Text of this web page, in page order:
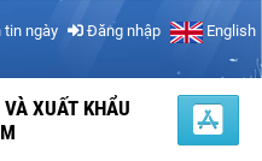
tin ngày Đăng nhập English
XUẤT KHẨU